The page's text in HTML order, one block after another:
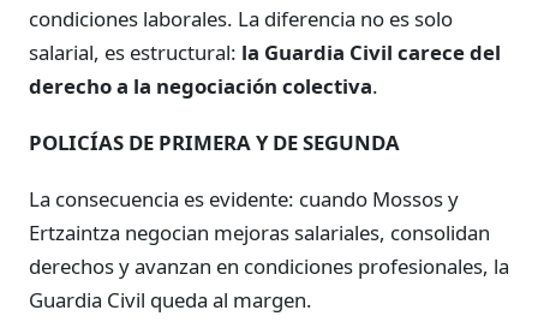
condiciones laborales. La diferencia no es solo
salarial, es estructural: la Guardia Civil carece del
derecho a la negociación colectiva.
POLICÍAS DE PRIMERA Y DE SEGUNDA
La consecuencia es evidente: cuando Mossos y
Ertzaintza negocian mejoras salariales, consolidan
derechos y avanzan en condiciones profesionales, la
Guardia Civil queda al margen.